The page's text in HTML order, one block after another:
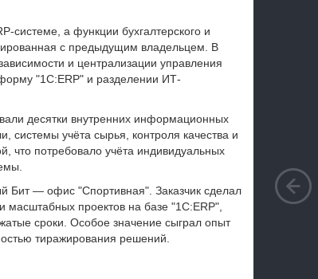
системе, а функции бухгалтерского и
с предыдущим владельцем. В
и централизации управления
"1С:ERP" и разделении ИТ-
десятки внутренних информационных
системы учёта сырья, контроля качества и
что потребовало учёта индивидуальных
Бит — офис "Спортивная". Заказчик сделал
масштабных проектов на базе "1С:ERP",
сроки. Особое значение сыграл опыт
тиражирования решений.